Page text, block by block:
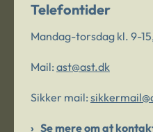
Telefontider
Mandag-torsdag kl. 9-
Mail: ast@ast.dk
Sikker mail:
Se mere om at